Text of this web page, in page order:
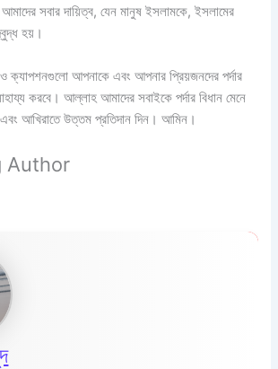
আমাদের সবার দায়িত্ব, যেন মানুষ ইসলামকে, ইসলামের
হয়।
ক্যাপশনগুলো আপনাকে এবং আপনার প্রিয়জনদের পর্দার
করবে। আল্লাহ আমাদের সবাইকে পর্দার বিধান মেনে
আখিরাতে উত্তম প্রতিদান দিন। আমিন।
Author